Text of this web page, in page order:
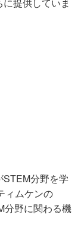
提供していま
分野を学
ィムケンの
分野に関わる機